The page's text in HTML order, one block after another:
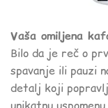
Vaša omiljena
Bilo da je reč o
spavanje ili pauzi
detalj koji